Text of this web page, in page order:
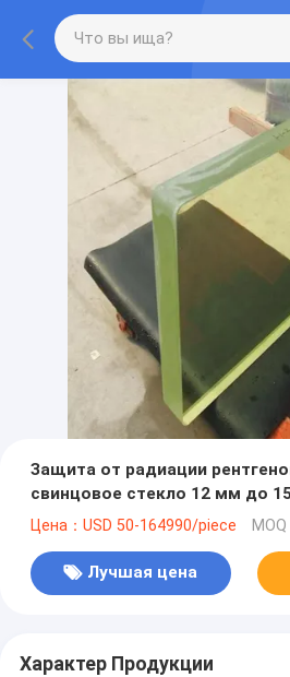
Защита от радиации
свинцовое стекло 12 мм до
поглощением > 99,9%
Цена：USD 50-164990/piece
Лучшая цена
Характер Продукции